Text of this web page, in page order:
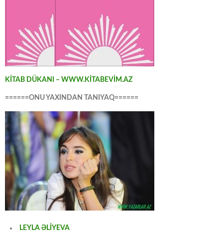
KİTAB DÜKANI – WWW.KİTABEVİM.AZ
======ONU YAXINDAN TANIYAQ======
LEYLA ƏLİYEVA